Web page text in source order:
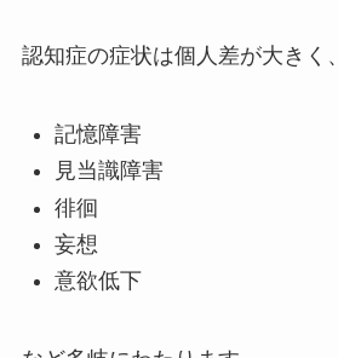
認知症の症状は個人差が大きく、
記憶障害
見当識障害
徘徊
妄想
意欲低下